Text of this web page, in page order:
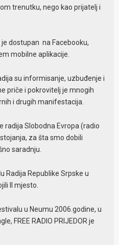
trenutku, nego kao prijatelj i
dostupan na Facebooku,
mobilne aplikacije.
su informisanje, uzbuđenje i
priče i pokrovitelj je mnogih
i drugih manifestacija.
radija Slobodna Evropa (radio
za šta smo dobili
saradnju.
Radija Republike Srpske u
II mjesto.
u Neumu 2006.godine, u
FREE RADIO PRIJEDOR je